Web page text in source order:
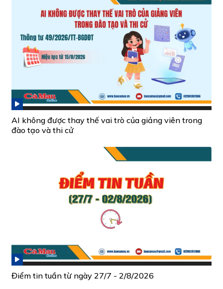
AI không được thay thế vai trò của giảng viên trong
đào tạo và thi cử
Điểm tin tuần từ ngày 27/7 - 2/8/2026